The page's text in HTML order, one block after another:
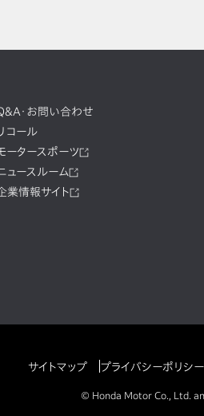
・お問い合わせ
コール
ータースポーツ
ュースルーム
業情報サイト
サイトマップ プライバシーポリシー
© Honda Motor Co., Ltd.